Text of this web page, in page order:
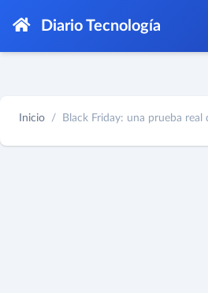
Diario Tecnología
Inicio Black Friday: una prueba real